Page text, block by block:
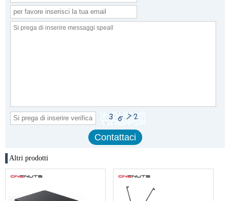
Altri prodotti